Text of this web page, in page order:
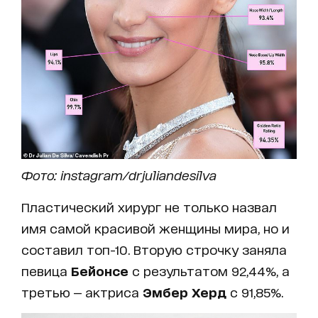
Фото: instagram/drjuliandesilva
Пластический хирург не только назвал
имя самой красивой женщины мира, но и
составил топ-10. Вторую строчку заняла
певица Бейонсе с результатом 92,44%, а
третью — актриса Эмбер Херд с 91,85%.